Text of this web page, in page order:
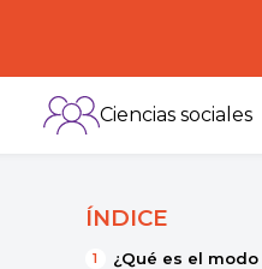
Ciencias sociales
ÍNDICE
¿Qué es el